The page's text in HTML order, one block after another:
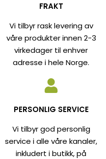
FRAKT
Vi tilbyr rask levering av
våre produkter innen 2-3
virkedager til enhver
adresse i hele Norge.
PERSONLIG SERVICE
Vi tilbyr god personlig
service i alle våre kanaler,
inkludert i butikk, på